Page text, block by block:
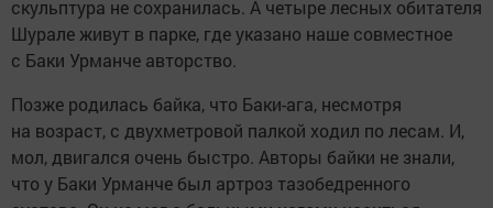
скульптура не сохранилась. А четыре лесных обитателя
Шурале живут в парке, где указано наше совместное
с Баки Урманче авторство.
Позже родилась байка, что Баки-ага, несмотря
на возраст, с двухметровой палкой ходил по лесам. И,
мол, двигался очень быстро. Авторы байки не знали,
что у Баки Урманче был артроз тазобедренного